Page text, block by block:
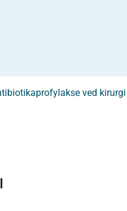
ved kirurgi